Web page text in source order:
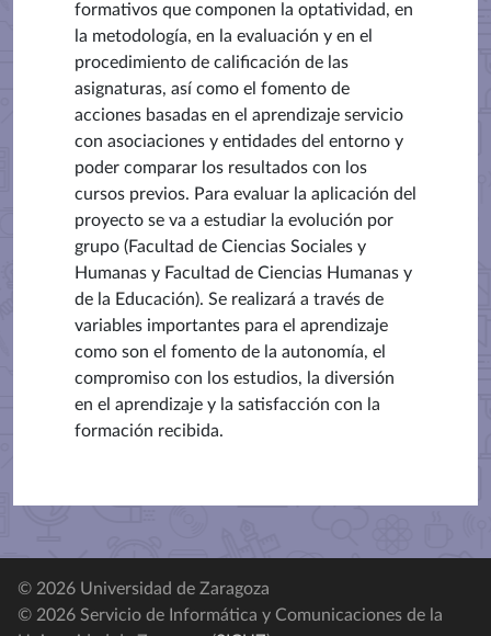
formativos que componen la optatividad, en
la metodología, en la evaluación y en el
procedimiento de calificación de las
asignaturas, así como el fomento de
acciones basadas en el aprendizaje servicio
con asociaciones y entidades del entorno y
poder comparar los resultados con los
cursos previos. Para evaluar la aplicación del
proyecto se va a estudiar la evolución por
grupo (Facultad de Ciencias Sociales y
Humanas y Facultad de Ciencias Humanas y
de la Educación). Se realizará a través de
variables importantes para el aprendizaje
como son el fomento de la autonomía, el
compromiso con los estudios, la diversión
en el aprendizaje y la satisfacción con la
formación recibida.
© 2026 Universidad de Zaragoza
© 2026 Servicio de Informática y Comunicaciones de la